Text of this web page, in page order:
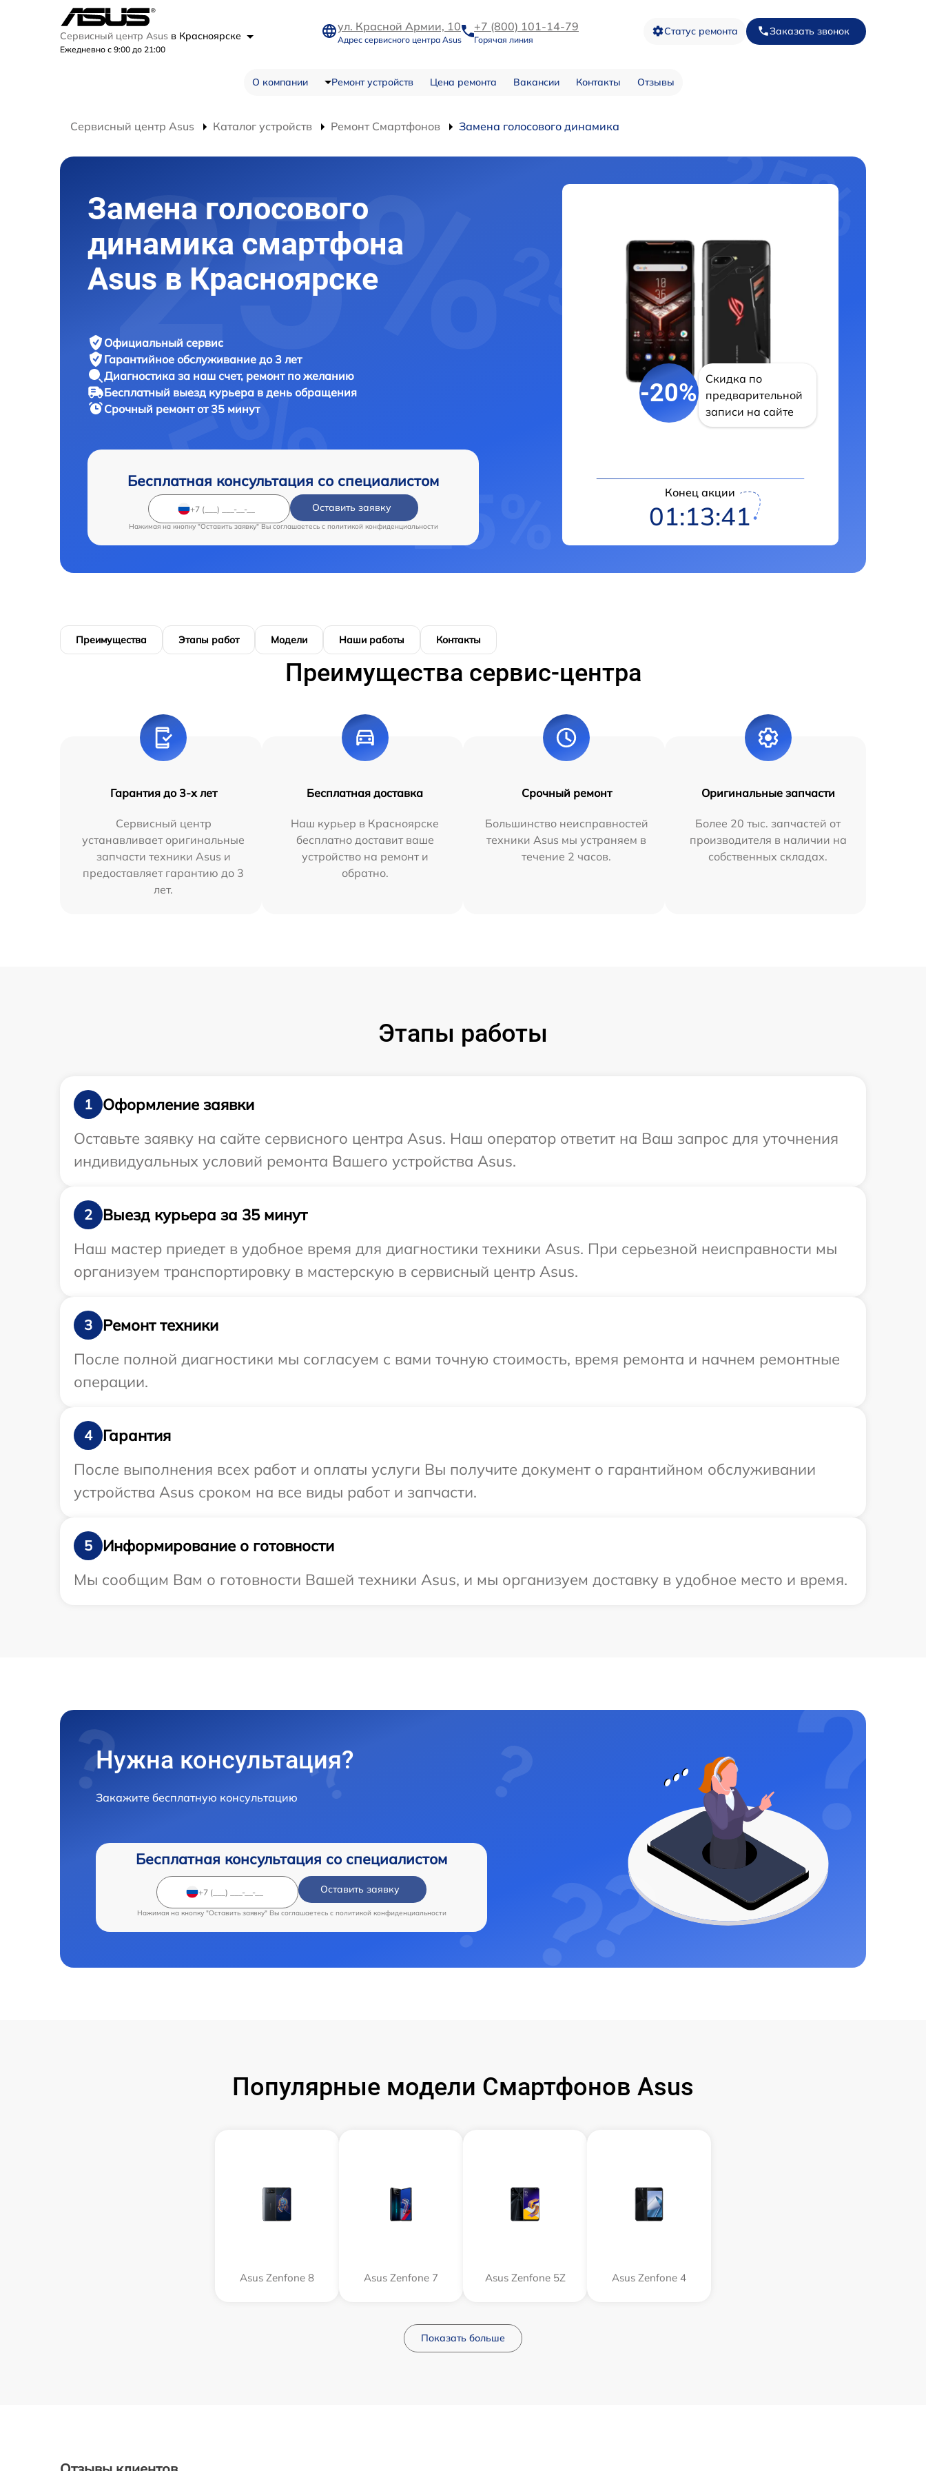
Сервисный центр Asus в Красноярске
Ежедневно с 9:00 до 21:00
ул. Красной Армии, 10
Адрес сервисного центра Asus
+7 (800) 101-14-79
Горячая линия
Статус ремонта Заказать звонок
О компании Ремонт устройств Цена ремонта Вакансии Контакты Отзывы
Сервисный центр Asus Каталог устройств Ремонт Смартфонов Замена голосового динамика
Замена голосового
динамика смартфона
Asus в Красноярске
Официальный сервис
Гарантийное обслуживание до 3 лет
Диагностика за наш счет, ремонт по желанию
Бесплатный выезд курьера в день обращения
Срочный ремонтот 35 минут
Бесплатная консультация со специалистом
Оставить заявку
Нажимая на кнопку "Оставить заявку" Вы соглашаетесь c политикой конфиденциальности
-20%
Скидка по
предварительной
записи на сайте
Конец акции
01:13:40
Преимущества Этапы работ Модели Наши работы Контакты
Преимущества сервис-центра
Гарантия до 3-х лет
Сервисный центр
устанавливает оригинальные
запчасти техники Asus и
предоставляет гарантию до 3
лет.
Бесплатная доставка
Наш курьер в Красноярске
бесплатно доставит ваше
устройство на ремонт и
обратно.
Срочный ремонт
Большинство неисправностей
техники Asus мы устраняем в
течение 2 часов.
Оригинальные запчасти
Более 20 тыс. запчастей от
производителя в наличии на
собственных складах.
Этапы работы
1
Оформление заявки
Оставьте заявку на сайте сервисного центра Asus. Наш оператор ответит на Ваш запрос для уточнения
индивидуальных условий ремонта Вашего устройства Asus.
2
Выезд курьера за 35 минут
Наш мастер приедет в удобное время для диагностики техники Asus. При серьезной неисправности мы
организуем транспортировку в мастерскую в сервисный центр Asus.
3
Ремонт техники
После полной диагностики мы согласуем с вами точную стоимость, время ремонта и начнем ремонтные
операции.
4
Гарантия
После выполнения всех работ и оплаты услуги Вы получите документ о гарантийном обслуживании
устройства Asus сроком на все виды работ и запчасти.
5
Информирование о готовности
Мы сообщим Вам о готовности Вашей техники Asus, и мы организуем доставку в удобное место и время.
Нужна консультация?
Закажите бесплатную консультацию
Бесплатная консультация со специалистом
Оставить заявку
Нажимая на кнопку "Оставить заявку" Вы соглашаетесь c политикой конфиденциальности
Популярные модели Смартфонов Asus
Asus Zenfone 8 Asus Zenfone 7 Asus Zenfone 5Z Asus Zenfone 4
Показать больше